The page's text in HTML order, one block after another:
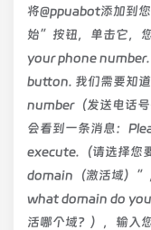
将@ppuabot添加到
始”按钮，单击它，
your phone number.
button. 我们需要知
number（发送电话
会看到一条消息：
execute.（请选择您
domain（激活域）”
what domain do
活哪个域？），输入